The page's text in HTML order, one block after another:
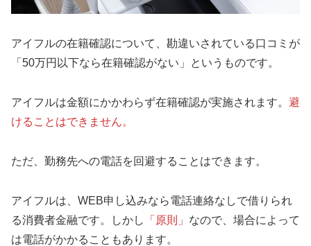
アイフルの在籍確認について、勘違いされている口コミが
「50万円以下なら在籍確認がない」というものです。
アイフルは金額にかかわらず在籍確認が実施されます。 避
けることはできません。
ただ、勤務先への電話を回避することはできます。
アイフルは、WEB申し込みなら電話連絡なしで借りられ
る消費者金融です。しかし
「原則」 なので、場合によって
は電話がかかることもあります。